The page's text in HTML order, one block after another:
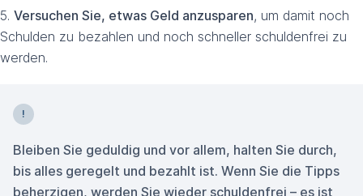
5. Versuchen Sie, etwas Geld anzusparen, um damit noch
Schulden zu bezahlen und noch schneller schuldenfrei zu
werden.
Bleiben Sie geduldig und vor allem, halten Sie durch,
bis alles geregelt und bezahlt ist. Wenn Sie die Tipps
beherzigen, werden Sie wieder schuldenfrei – es ist